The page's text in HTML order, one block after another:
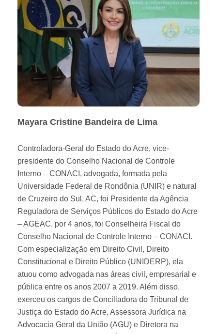
Mayara Cristine Bandeira de Lima
Controladora-Geral do Estado do Acre, vice-
presidente do Conselho Nacional de Controle
Interno – CONACI, advogada, formada pela
Universidade Federal de Rondônia (UNIR) e natural
de Cruzeiro do Sul, AC, foi Presidente da Agência
Reguladora de Serviços Públicos do Estado do Acre
– AGEAC, por 4 anos, foi Conselheira Fiscal do
Conselho Nacional de Controle Interno – CONACI.
Com especialização em Direito Civil, Direito
Constitucional e Direito Público (UNIDERP), ela
atuou como advogada nas áreas civil, empresarial e
pública entre os anos 2007 a 2019. Além disso,
exerceu os cargos de Conciliadora do Tribunal de
Justiça do Estado do Acre, Assessora Jurídica na
Advocacia Geral da União (AGU) e Diretora na